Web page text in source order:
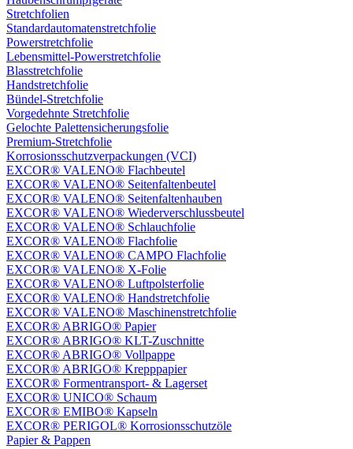
Stretchfolien
Standardautomatenstretchfolie
Powerstretchfolie
Lebensmittel-Powerstretchfolie
Blasstretchfolie
Handstretchfolie
Bündel-Stretchfolie
Vorgedehnte Stretchfolie
Gelochte Palettensicherungsfolie
Premium-Stretchfolie
Korrosionsschutzverpackungen (VCI)
EXCOR® VALENO® Flachbeutel
EXCOR® VALENO® Seitenfaltenbeutel
EXCOR® VALENO® Seitenfaltenhauben
EXCOR® VALENO® Wiederverschlussbeutel
EXCOR® VALENO® Schlauchfolie
EXCOR® VALENO® Flachfolie
EXCOR® VALENO® CAMPO Flachfolie
EXCOR® VALENO® X-Folie
EXCOR® VALENO® Luftpolsterfolie
EXCOR® VALENO® Handstretchfolie
EXCOR® VALENO® Maschinenstretchfolie
EXCOR® ABRIGO® Papier
EXCOR® ABRIGO® KLT-Zuschnitte
EXCOR® ABRIGO® Vollpappe
EXCOR® ABRIGO® Krepppapier
EXCOR® Formentransport- & Lagerset
EXCOR® UNICO® Schaum
EXCOR® EMIBO® Kapseln
EXCOR® PERIGOL® Korrosionsschutzöle
Papier & Pappen